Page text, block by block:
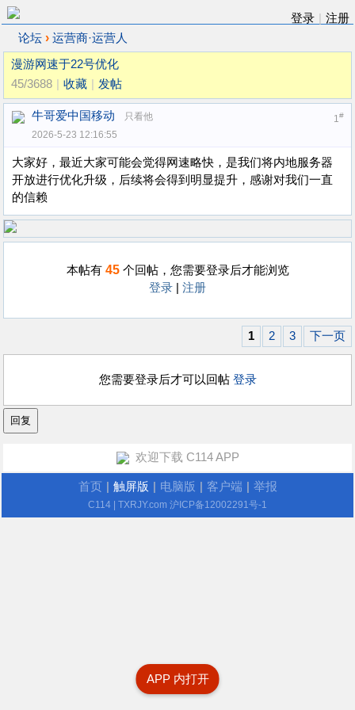
登录
注册
论坛 › 运营商·运营人
漫游网速于22号优化
45/3688
收藏 发帖
1#
牛哥爱中国移动
只看他
2026-5-23 12:16:55
大家好，最近大家可能会觉得网速略快，是我们将内地服务器
开放进行优化升级，后续将会得到明显提升，感谢对我们一直
的信赖
本帖有 45个回帖，您需要登录后才能浏览
登录
注册
1 2 3 下一页
您需要登录后才可以回帖 登录
APP 内打开
欢迎下载 C114 APP
首页 触屏版 电脑版 客户端 举报
C114 | TXRJY.com 沪ICP备12002291号-1